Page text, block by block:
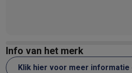
Info van het merk
Klik hier voor meer